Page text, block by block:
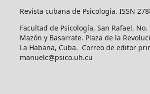
Revista cubana de Psicología. ISSN
Facultad de Psicología, San Rafael,
Mazón y Basarrate. Plaza de la
La Habana, Cuba. Correo de editor
manuelc@psico.uh.cu